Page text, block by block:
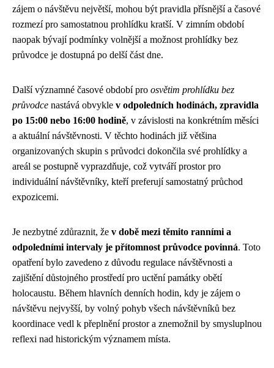
zájem o návštěvu největší, mohou být pravidla přísnější a časové
rozmezí pro samostatnou prohlídku kratší. V zimním období
naopak bývají podmínky volnější a možnost prohlídky bez
průvodce je dostupná po delší část dne.
Další významné časové období pro osvětim prohlídku bez
průvodce nastává obvykle v odpoledních hodinách, zpravidla
po 15:00 nebo 16:00 hodině, v závislosti na konkrétním měsíci
a aktuální návštěvnosti. V těchto hodinách již většina
organizovaných skupin s průvodci dokončila své prohlídky a
areál se postupně vyprazdňuje, což vytváří prostor pro
individuální návštěvníky, kteří preferují samostatný průchod
expozicemi.
Je nezbytné zdůraznit, že v době mezi těmito ranními a
odpoledními intervaly je přítomnost průvodce povinná. Toto
opatření bylo zavedeno z důvodu regulace návštěvnosti a
zajištění důstojného prostředí pro uctění památky obětí
holocaustu. Během hlavních denních hodin, kdy je zájem o
návštěvu nejvyšší, by volný pohyb všech návštěvníků bez
koordinace vedl k přeplnění prostor a znemožnil by smysluplnou
reflexi nad historickým významem místa.